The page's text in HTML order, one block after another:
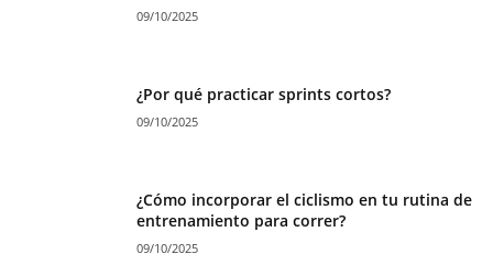
09/10/2025
¿Por qué practicar sprints cortos?
09/10/2025
¿Cómo incorporar el ciclismo en tu rutina de
entrenamiento para correr?
09/10/2025